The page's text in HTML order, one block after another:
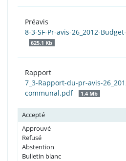
Préavis
8-3-SF-Pr-avis-26_2012-
625.1 Kb
Rapport
7_3-Rapport-du-pr-avis-
communal.pdf
1.4 Mb
Accepté
Approuvé
Refusé
Abstention
Bulletin blanc